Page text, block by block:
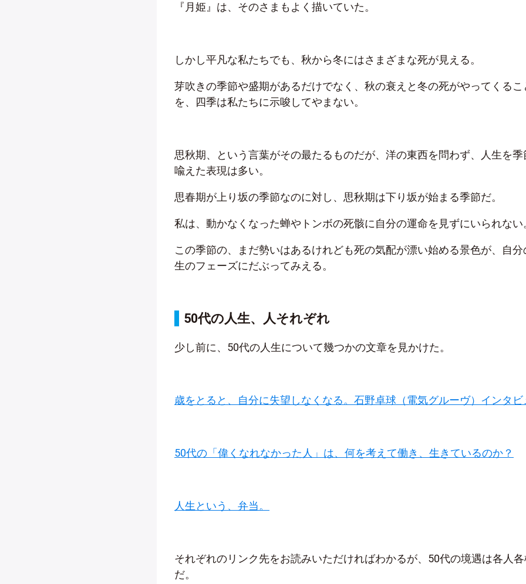
『月姫』は、そのさまもよく描いていた。
しかし平凡な私たちでも、秋から冬にはさまざまな死が見える。
芽吹きの季節や盛期があるだけでなく、秋の衰えと冬の死がやってくるこ
を、四季は私たちに示唆してやまない。
思秋期、という言葉がその最たるものだが、洋の東西を問わず、人生を季
喩えた表現は多い。
思春期が上り坂の季節なのに対し、思秋期は下り坂が始まる季節だ。
私は、動かなくなった蝉やトンボの死骸に自分の運命を見ずにいられない
この季節の、まだ勢いはあるけれども死の気配が漂い始める景色が、自分
生のフェーズにだぶってみえる。
50代の人生、人それぞれ
少し前に、50代の人生について幾つかの文章を見かけた。
歳をとると、自分に失望しなくなる。石野卓球（電気グルーヴ）インタビ
50代の「偉くなれなかった人」は、何を考えて働き、生きているのか？
人生という、弁当。
それぞれのリンク先をお読みいただければわかるが、50代の境遇は各人
だ。